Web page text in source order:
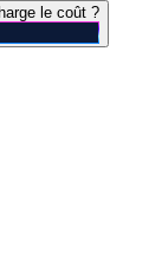
le coût ?